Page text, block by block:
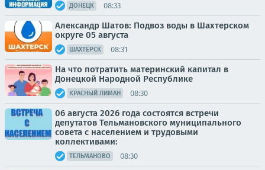
ДОНЕЦК 08:33
Александр Шатов: Подвоз воды в Шахтерском
округе 05 августа
ШАХТЁРСК 08:31
На что потратить материнский капитал в
Донецкой Народной Республике
КРАСНЫЙ ЛИМАН 08:30
06 августа 2026 года состоятся встречи
депутатов Тельмановского муниципального
совета с населением и трудовыми
коллективами:
ТЕЛЬМАНОВО 08:30